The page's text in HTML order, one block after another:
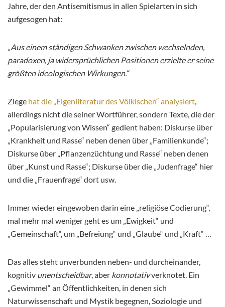
Jahre, der den Antisemitismus in allen Spielarten in sich
aufgesogen hat:
„Aus einem ständigen Schwanken zwischen wechselnden,
paradoxen, ja widersprüchlichen Positionen erzielte er seine
größten ideologischen Wirkungen.“
Ziege hat die „Eigenliteratur des Völkischen“ analysiert
allerdings nicht die seiner Wortführer, sondern Texte, die der
„Popularisierung von Wissen“ gedient haben: Diskurse über
„Krankheit und Rasse“ neben denen über „Familienkunde“;
Diskurse über „Pflanzenzüchtung und Rasse“ neben denen
über „Kunst und Rasse“; Diskurse über die „Judenfrage“ hier
und die „Frauenfrage“ dort usw.
Immer wieder eingewoben darin eine „religiöse Codierung“,
mal mehr mal weniger geht es um „Ewigkeit“ und
„Gemeinschaft“, um „Befreiung“ und „Glaube“ und „Kraft“ …
Das alles steht unverbunden neben- und durcheinander,
kognitiv unentscheidbar, aber konnotativverknotet. Ein
„Gewimmel“ an Öffentlichkeiten, in denen sich
Naturwissenschaft und Mystik begegnen, Soziologie und